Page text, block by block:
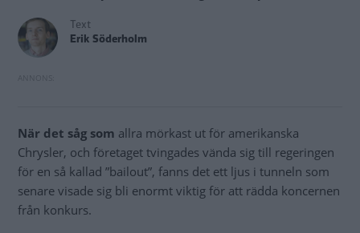
Text
Erik Söderholm
När det såg som allra mörkast ut för amerikanska
Chrysler, och företaget tvingades vända sig till regeringen
för en så kallad ”bailout”, fanns det ett ljus i tunneln som
senare visade sig bli enormt viktig för att rädda koncernen
från konkurs.